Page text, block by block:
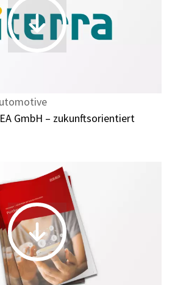
Niterra:
Niterra
–
zukunftsorientiert
GmbH – zukunftsorientiert
Purchase-
to-
Pay: